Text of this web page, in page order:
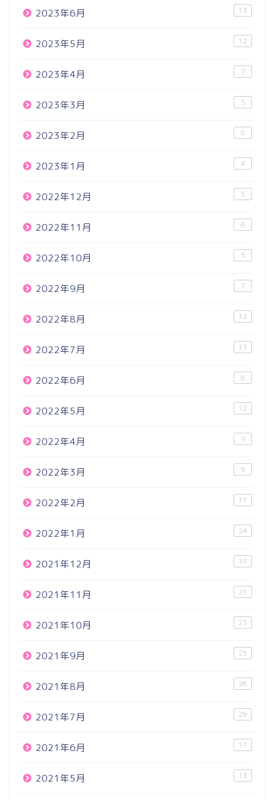
2023年6月 13
2023年5月 12
2023年4月 7
2023年3月 5
2023年2月 8
2023年1月 4
2022年12月 5
2022年11月 6
2022年10月 5
2022年9月 7
2022年8月 12
2022年7月 13
2022年6月 6
2022年5月 12
2022年4月 9
2022年3月 9
2022年2月 17
2022年1月 24
2021年12月 18
2021年11月 21
2021年10月 23
2021年9月 25
2021年8月 26
2021年7月 29
2021年6月 17
2021年5月 13